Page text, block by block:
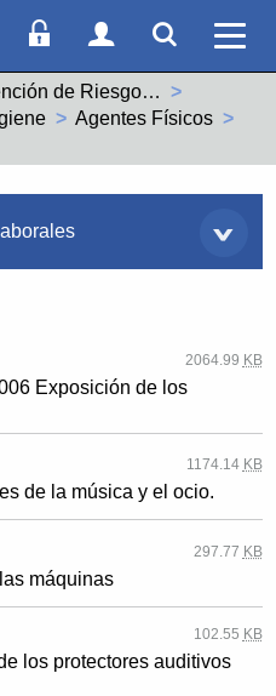
Correo webAcceso Socios
Acceso
Prevención de Riesgos Laborales
Agentes Físicos
2064.99 KB
Exposición de los
1174.14 KB
de la música y el ocio.
297.77 KB
máquinas
102.55 KB
los protectores auditivos